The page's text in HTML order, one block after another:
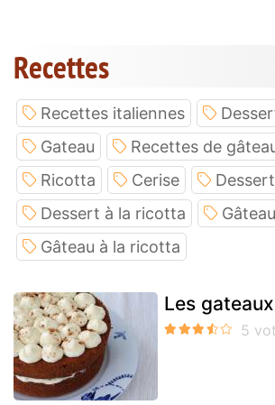
Recettes
Recettes italiennes
Gateau
Recettes de
Ricotta
Cerise
Dessert à la ricotta
Gâteau à la ricotta
Les gateaux